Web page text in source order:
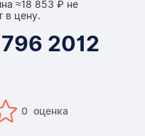
≈18 853 ₽ не
в цену.
2012
0 оценка